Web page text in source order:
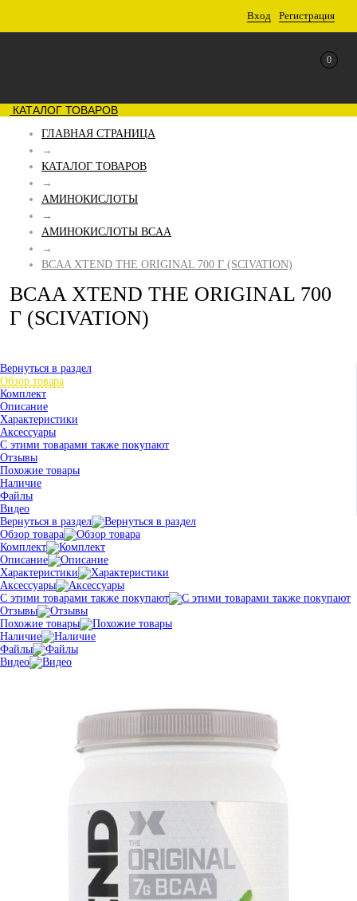
Вход Регистрация
0
КАТАЛОГ ТОВАРОВ
ГЛАВНАЯ СТРАНИЦА
→
КАТАЛОГ ТОВАРОВ
→
АМИНОКИСЛОТЫ
→
АМИНОКИСЛОТЫ BCAA
→
BCAA XTEND THE ORIGINAL 700 Г (SCIVATION)
BCAA XTEND THE ORIGINAL 700
Г (SCIVATION)
Вернуться в раздел
Обзор товара
Комплект
Описание
Характеристики
Аксессуары
С этими товарами также покупают
Отзывы
Похожие товары
Наличие
Файлы
Видео
Вернуться в раздел
Обзор товара
Комплект
Описание
Характеристики
Аксессуары
С этими товарами также покупают
Отзывы
Похожие товары
Наличие
Файлы
Видео